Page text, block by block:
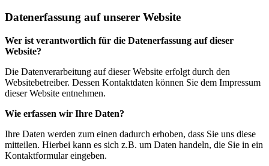
Datenerfassung auf unserer Website
Wer ist verantwortlich für die Datenerfassung auf dieser
Website?
Die Datenverarbeitung auf dieser Website erfolgt durch den
Websitebetreiber. Dessen Kontaktdaten können Sie dem Impressum
dieser Website entnehmen.
Wie erfassen wir Ihre Daten?
Ihre Daten werden zum einen dadurch erhoben, dass Sie uns diese
mitteilen. Hierbei kann es sich z.B. um Daten handeln, die Sie in ein
Kontaktformular eingeben.